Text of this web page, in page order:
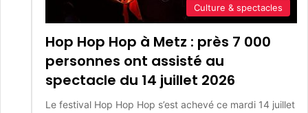
Culture & spectacles
Hop Hop Hop à Metz : près 7 000
personnes ont assisté au
spectacle du 14 juillet 2026
Le festival Hop Hop Hop s’est achevé ce mardi 14 juillet